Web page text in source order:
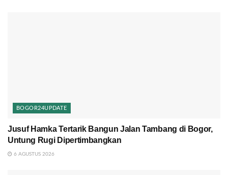
BOGOR24UPDATE
Jusuf Hamka Tertarik Bangun Jalan Tambang di Bogor,
Untung Rugi Dipertimbangkan
6 AGUSTUS 2026